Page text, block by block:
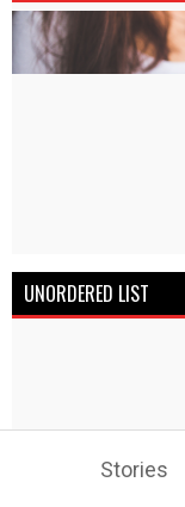
UNORDERED LIST
Stories